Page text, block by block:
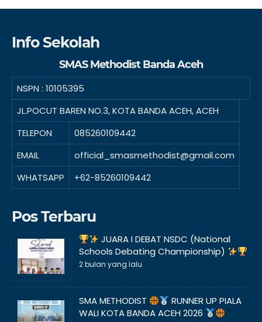
Info Sekolah
SMAS Methodist Banda Aceh
NSPN : 10105395
JL.POCUT BAREN NO.3, KOTA BANDA ACEH, ACEH
TELEPON
085260109442
EMAIL
official_smasmethodist@gmail.com
WHATSAPP
+62-85260109442
Pos Terbaru
JUARA I DEBAT NSDC (National
Schools Debating Championship)
2 bulan yang lalu
SMA METHODIST
RUNNER UP PIALA
WALI KOTA BANDA ACEH 2026